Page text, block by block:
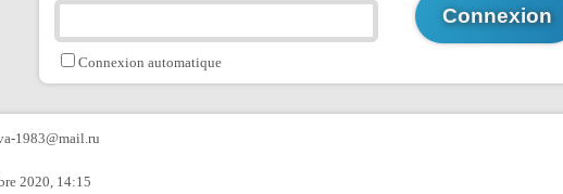
Connexion automatique
1983@mail.ru
2020, 14:15